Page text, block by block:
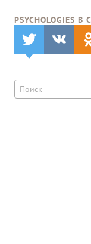
PSYCHOLOGIES